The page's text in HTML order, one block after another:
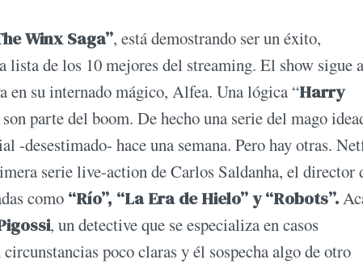
Winx Saga”, está demostrando ser un éxito,
lista de los 10 mejores del streaming. El show sigue
en su internado mágico, Alfea. Una lógica “Harry
parte del boom. De hecho una serie del mago
desestimado- hace una semana. Pero hay otras.
serie live-action de Carlos Saldanha, el director
como “Río”, “La Era de Hielo” y “Robots”.
, un detective que se especializa en casos
poco claras y él sospecha algo de otro